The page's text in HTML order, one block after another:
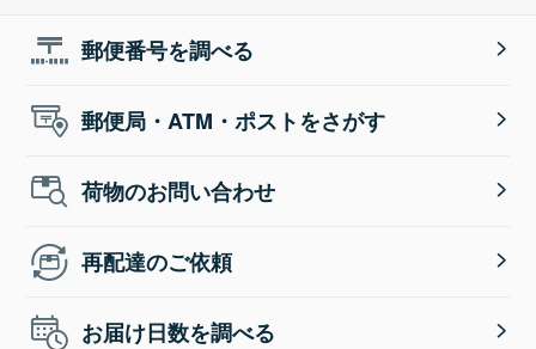
郵便番号を調べる
郵便局・ATM・ポストをさがす
荷物のお問い合わせ
再配達のご依頼
お届け日数を調べる